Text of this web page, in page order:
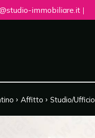
immobiliare.it |
› Affitto › Studio/Ufficio